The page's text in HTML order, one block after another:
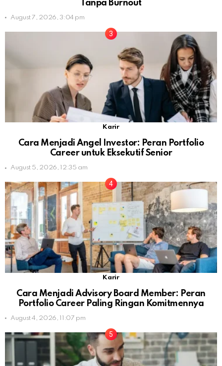
Tanpa Burnout
August 7, 2026, 3:04 pm
Karir
Cara Menjadi Angel Investor: Peran Portfolio
Career untuk Eksekutif Senior
August 5, 2026, 12:35 am
Karir
Cara Menjadi Advisory Board Member: Peran
Portfolio Career Paling Ringan Komitmennya
August 4, 2026, 11:07 pm